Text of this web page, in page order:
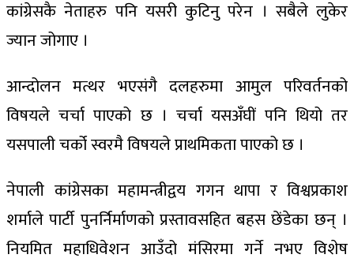
कांग्रेसकै नेताहरु पनि यसरी कुटिनु परेन । सबैले लुकेर
ज्यान जोगाए ।
आन्दोलन मत्थर भएसंगै दलहरुमा आमुल परिवर्तनको
विषयले चर्चा पाएको छ । चर्चा यसअँघीं पनि थियो तर
यसपाली चर्को स्वरमै विषयले प्राथमिकता पाएको छ ।
नेपाली कांग्रेसका महामन्त्रीद्वय गगन थापा र विश्वप्रकाश
शर्माले पार्टी पुनर्निर्माणको प्रस्तावसहित बहस छेंडेका छन् ।
नियमित महाधिवेशन आउँदो मंसिरमा गर्ने नभए विशेष